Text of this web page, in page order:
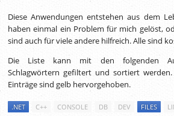
Diese Anwendungen entstehen aus dem
haben einmal ein Problem für mich gelöst,
sind auch für viele andere hilfreich. Alle sind
Die Liste kann mit den folgenden
Schlagwörtern gefiltert und sortiert werden.
Einträge sind gelb hervorgehoben.
.NET C++ CONSOLE DB DEV FILES